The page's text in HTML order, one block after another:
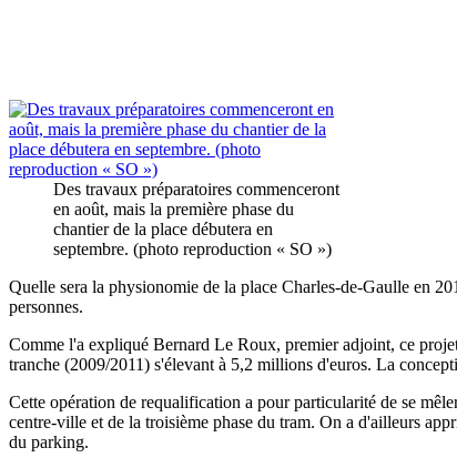
Des travaux préparatoires commenceront
en août, mais la première phase du
chantier de la place débutera en
septembre. (photo reproduction « SO »)
Quelle sera la physionomie de la place Charles-de-Gaulle en
personnes.
Comme l'a expliqué Bernard Le Roux, premier adjoint, ce
tranche (2009/2011) s'élevant à 5,2 millions d'euros. La
Cette opération de requalification a pour particularité de se
centre-ville et de la troisième phase du tram. On a d'ailleurs
du parking.